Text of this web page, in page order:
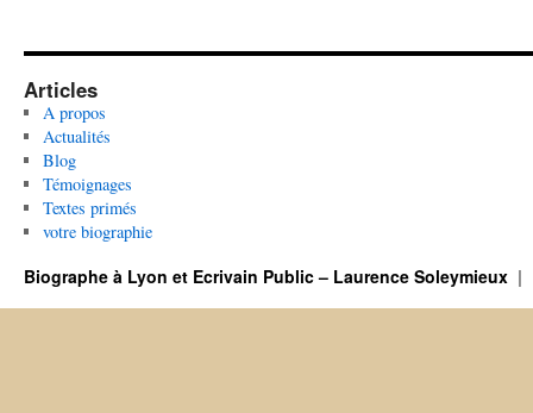
Articles
A propos
Actualités
Blog
Témoignages
Textes primés
votre biographie
Biographe à Lyon et Ecrivain Public – Laurence Soleymieux